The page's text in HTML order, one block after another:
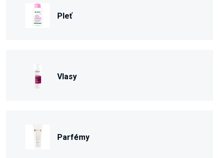
Pleť
Vlasy
Parfémy